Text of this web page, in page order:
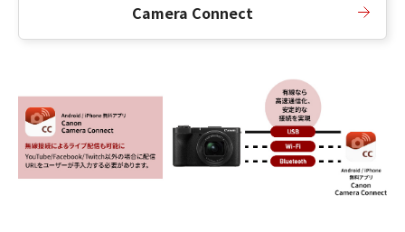
Camera Connect